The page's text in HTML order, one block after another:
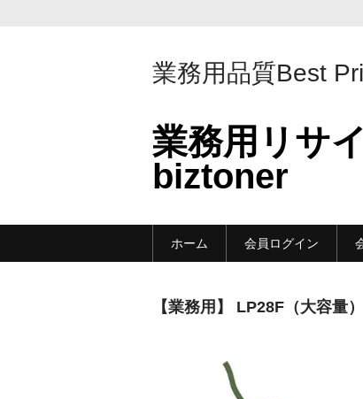
業務用品質Best
業務用リサ
biztoner
ホーム 会員ログイン
【業務用】 LP28F（大容量